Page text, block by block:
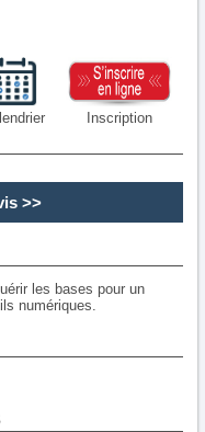
Inscription
>>
les bases pour un
numériques.